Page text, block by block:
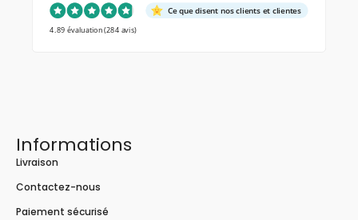
Ce que disent nos clients et clientes
4.89 évaluation(284 avis)
Informations
Livraison
Contactez-nous
Paiement sécurisé